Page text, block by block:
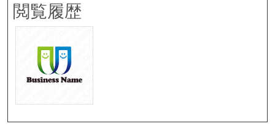
閲覧履歴